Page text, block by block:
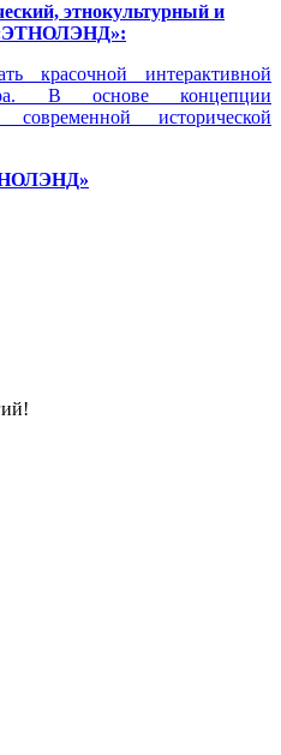
этнокультурный и
«ЭТНОЛЭНД»:
интерактивной
В основе концепции
исторической